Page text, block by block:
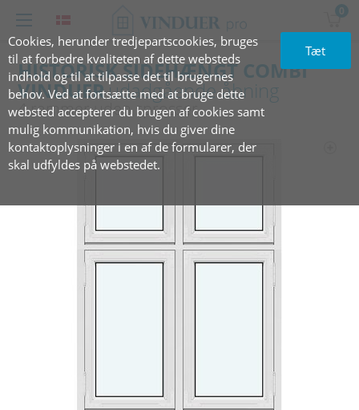
Cookies, herunder tredjepartscookies, bruges
til at forbedre kvaliteten af dette websteds
indhold og til at tilpasse det til brugernes
behov. Ved at fortsætte med at bruge dette
websted accepterer du brugen af cookies samt
mulig kommunikation, hvis du giver dine
kontaktoplysninger i en af de formularer, der
skal udfyldes på webstedet.
Tæt
0
HISTORISK SIDEHÆNGT COMBI
VINDUERudadgående åbning
4 rammer uden sprosser